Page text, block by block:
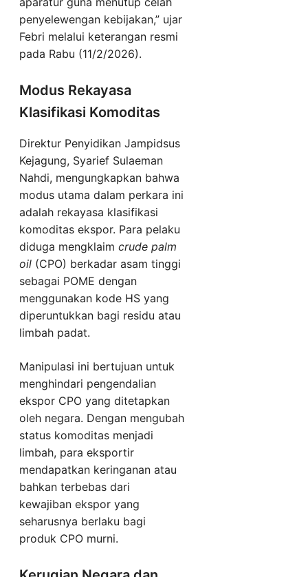
penyelewengan kebijakan,” ujar
Febri melalui keterangan resmi
pada Rabu (11/2/2026).
Modus Rekayasa
Klasifikasi Komoditas
Direktur Penyidikan Jampidsus
Kejagung, Syarief Sulaeman
Nahdi, mengungkapkan bahwa
modus utama dalam perkara ini
adalah rekayasa klasifikasi
komoditas ekspor. Para pelaku
diduga mengklaim crude palm
oil (CPO) berkadar asam tinggi
sebagai POME dengan
menggunakan kode HS yang
diperuntukkan bagi residu atau
limbah padat.
Manipulasi ini bertujuan untuk
menghindari pengendalian
ekspor CPO yang ditetapkan
oleh negara. Dengan mengubah
status komoditas menjadi
limbah, para eksportir
mendapatkan keringanan atau
bahkan terbebas dari
kewajiban ekspor yang
seharusnya berlaku bagi
produk CPO murni.